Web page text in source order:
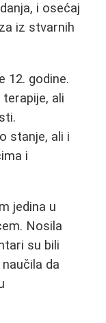
i osećaj
iz stvarnih
12. godine.
ali
stanje, ali i
i
jedina u
Nosila
su bili
da